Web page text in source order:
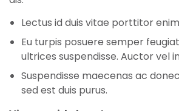
Lectus id duis vitae porttitor
Eu turpis posuere semper
ultrices suspendisse. Auctor vel
Suspendisse maecenas ac
sed est duis purus.